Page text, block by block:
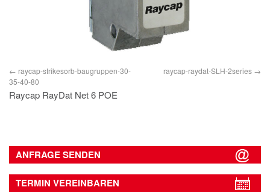
raycap-strikesorb-baugruppen-30-
35-40-80
raycap-raydat-SLH-2series
Raycap RayDat Net 6 POE
ANFRAGE SENDEN
TERMIN VEREINBAREN